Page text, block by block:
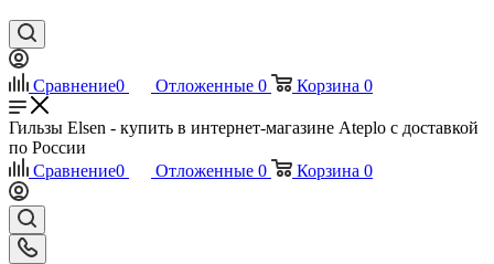
Сравнение0 Отложенные 0 Корзина 0
Гильзы Elsen - купить в интернет-магазине Ateplo с доставкой
по России
Сравнение0 Отложенные 0 Корзина 0